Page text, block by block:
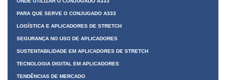
PARA QUE SERVE O CONJUGADO A333
LOGÍSTICA E APLICADORES DE STRETCH
SEGURANÇA NO USO DE APLICADORES
SUSTENTABILIDADE EM APLICADORES DE STRETCH
TECNOLOGIA DIGITAL EM APLICADORES
TENDÊNCIAS DE MERCADO